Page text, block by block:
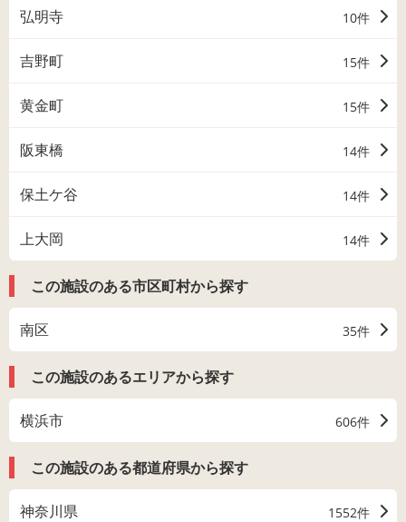
弘明寺 10件
吉野町 15件
黄金町 15件
阪東橋 14件
保土ケ谷 14件
上大岡 14件
この施設のある市区町村から探す
南区 35件
この施設のあるエリアから探す
横浜市 606件
この施設のある都道府県から探す
神奈川県 1552件